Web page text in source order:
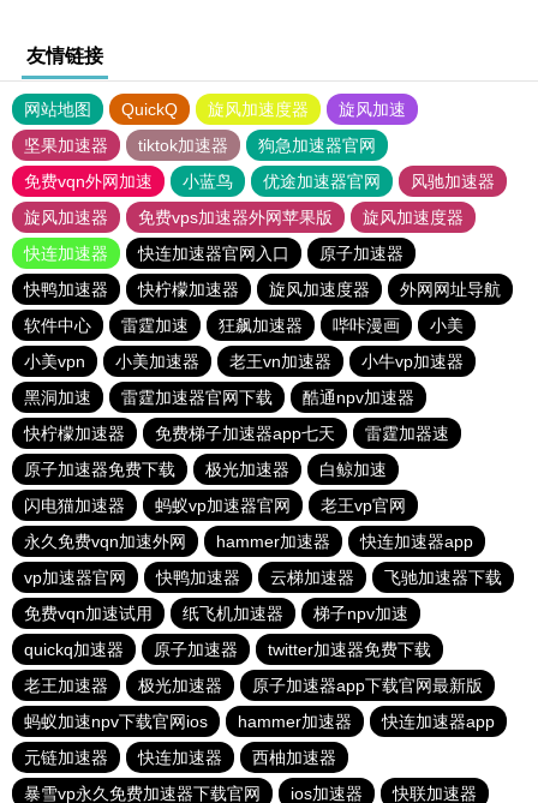
友情链接
网站地图 QuickQ 旋风加速度器
旋风加速
坚果加速器
tiktok加速器
狗急加速器官网
免费vqn外网加速
小蓝鸟 优途加速器官网
风驰加速器
旋风加速器
免费vps加速器外网苹果版
旋风加速度器
快连加速器
快连加速器官网入口
原子加速器
快鸭加速器
快柠檬加速器 旋风加速度器
外网网址导航
软件中心
雷霆加速 狂飙加速器 哔咔漫画
小美
小美vpn
小美加速器 老王vn加速器
小牛vp加速器
黑洞加速
雷霆加速器官网下载
酷通npv加速器
快柠檬加速器
免费梯子加速器app七天
雷霆加器速
原子加速器免费下载
极光加速器
白鲸加速
闪电猫加速器
蚂蚁vp加速器官网
老王vp官网
永久免费vqn加速外网
hammer加速器
快连加速器app
vp加速器官网
快鸭加速器 云梯加速器
飞驰加速器下载
免费vqn加速试用
纸飞机加速器
梯子npv加速
quickq加速器
原子加速器
twitter加速器免费下载
老王加速器
极光加速器
原子加速器app下载官网最新版
蚂蚁加速npv下载官网ios
hammer加速器
快连加速器app
元链加速器
快连加速器
西柚加速器
暴雪vp永久免费加速器下载官网
ios加速器 快联加速器